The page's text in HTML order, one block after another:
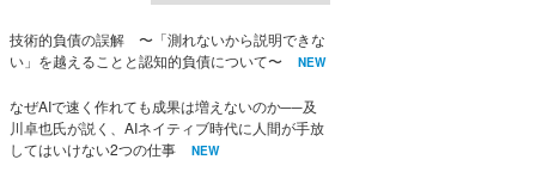
技術的負債の誤解 〜「測れないから説明できな
い」を越えることと認知的負債について〜
NEW
なぜAIで速く作れても成果は増えないのか──及
川卓也氏が説く、AIネイティブ時代に人間が手放
してはいけない2つの仕事
NEW